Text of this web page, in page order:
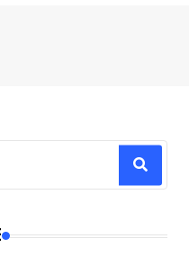
for results.